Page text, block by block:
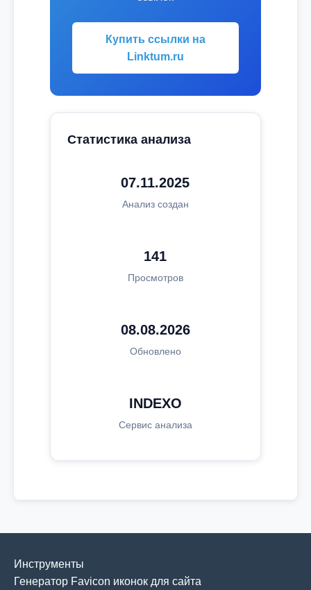
Купить ссылки на
Linktum.ru
Статистика анализа
07.11.2025
Анализ создан
141
Просмотров
08.08.2026
Обновлено
INDEXO
Сервис анализа
Инструменты
Генератор Favicon иконок для сайта